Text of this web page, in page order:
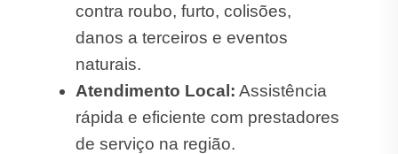
contra roubo, furto, colisões,
danos a terceiros e eventos
naturais.
Atendimento Local: Assistência
rápida e eficiente com prestadores
de serviço na região.